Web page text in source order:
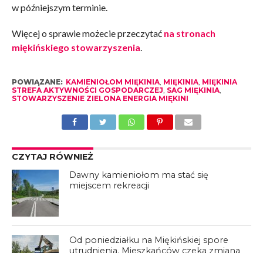
w późniejszym terminie.
Więcej o sprawie możecie przeczytać na stronach
miękińskiego stowarzyszenia.
POWIĄZANE: KAMIENIOŁOM MIĘKINIA, MIĘKINIA, MIĘKINIA
STREFA AKTYWNOŚCI GOSPODARCZEJ, SAG MIĘKINIA,
STOWARZYSZENIE ZIELONA ENERGIA MIĘKINI
CZYTAJ RÓWNIEŻ
Dawny kamieniołom ma stać się
miejscem rekreacji
Od poniedziałku na Miękińskiej spore
utrudnienia. Mieszkańców czeka zmiana